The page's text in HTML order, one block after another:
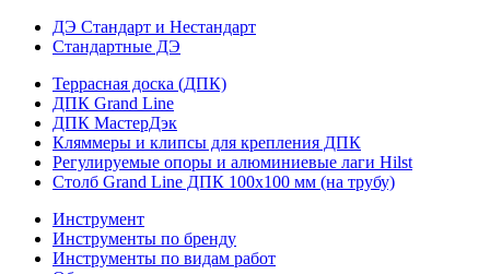
ДЭ Стандарт и Нестандарт
Стандартные ДЭ
Террасная доска (ДПК)
ДПК Grand Line
ДПК МастерДэк
Кляммеры и клипсы для крепления ДПК
Регулируемые опоры и алюминиевые лаги Hilst
Столб Grand Line ДПК 100х100 мм (на трубу)
Инструмент
Инструменты по бренду
Инструменты по видам работ